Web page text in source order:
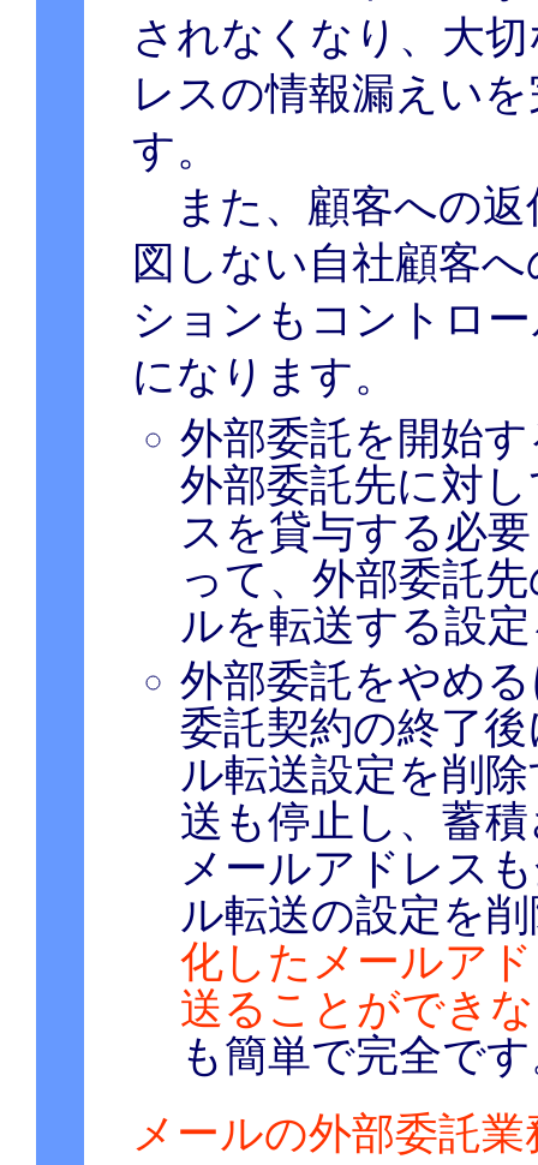
されなくなり、大
レスの情報漏えい
す。
また、顧客への返
図しない自社顧客
ションもコントロ
になります。
外部委託を開始
外部委託先に対
スを貸与する必
って、外部委託
ルを転送する設
外部委託をやめ
委託契約の終了後
ル転送設定を削
送も停止し、蓄
メールアドレス
ル転送の設定を
化したメールア
送ることができ
も簡単で完全で
メールの外部委託